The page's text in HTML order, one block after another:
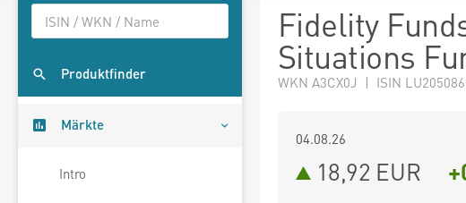
Produktfinder
Märkte
Intro
Fidelity
Situations
WKN A3CX0J | ISIN
04.08.26
18,92 EUR